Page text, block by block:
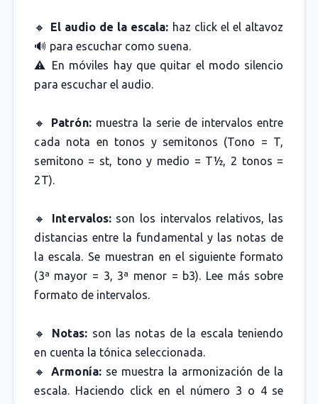
🔸 El audio de la escala: haz click el el altavoz
🔊 para escuchar como suena.
⚠️ En móviles hay que quitar el modo silencio
para escuchar el audio.
🔸 Patrón:muestra la serie de intervalos entre
cada nota en tonos y semitonos (Tono = T,
semitono = st, tono y medio = T½, 2 tonos =
2T).
🔸 Intervalos:son los intervalos relativos, las
distancias entre la fundamental y las notas de
la escala. Se muestran en el siguiente formato
(3ª mayor = 3, 3ª menor = b3). Lee más sobre
formato de intervalos.
🔸 Notas: son las notas de la escala teniendo
en cuenta la tónica seleccionada.
🔸Armonía:se muestra la armonización de la
escala. Haciendo click en el número 3 o 4 se